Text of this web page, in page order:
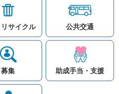
サイクル 公共交通
募集 助成手当・支援
リンク集
著作権と免責事項につ